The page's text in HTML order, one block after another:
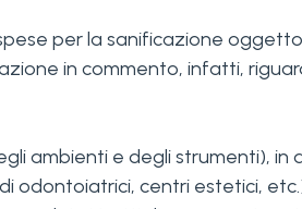
per la sanificazione
in commento, infatti,
ambienti e degli strumenti),
odontoiatrici, centri estetici,